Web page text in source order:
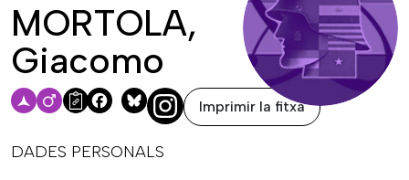
MORTOLA,
Giacomo
Facebook
Bluesky Imprimir la fitxa
DADES PERSONALS